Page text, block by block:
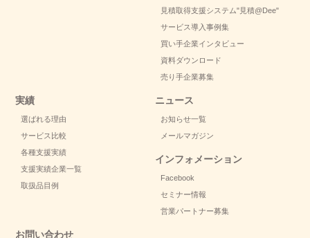
見積取得支援システム"見積@Dee"
サービス導入事例集
買い手企業インタビュー
資料ダウンロード
売り手企業募集
実績
選ばれる理由
サービス比較
各種支援実績
支援実績企業一覧
取扱品目例
ニュース
お知らせ一覧
メールマガジン
インフォメーション
Facebook
セミナー情報
営業パートナー募集
お問い合わせ